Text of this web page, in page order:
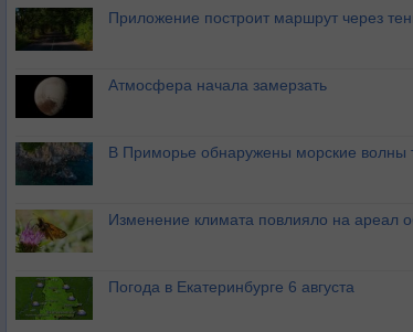
Приложение построит маршрут через
Атмосфера начала замерзать
В Приморье обнаружены морские волны
Изменение климата повлияло на ареал
Погода в Екатеринбурге 6 августа